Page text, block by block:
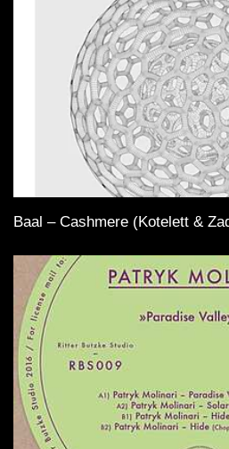
Baal – Cashmere (Kotelett &